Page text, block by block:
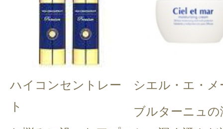
ハイコンセントレー
ト
シエル・エ・メ
ブルターニュの